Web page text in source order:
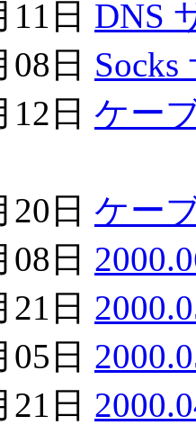
11日 DNS
08日
12日 ケー
20日 ケー
08日
21日
05日
21日